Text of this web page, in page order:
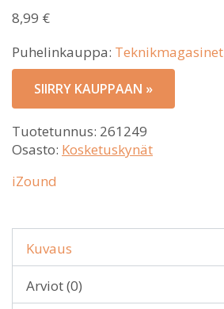
8,99 €
Puhelinkauppa: Teknikmagasinet
SIIRRY KAUPPAAN »
Tuotetunnus: 261249
Osasto: Kosketuskynät
iZound
Kuvaus
Arviot (0)